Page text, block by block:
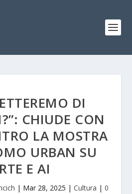
DI
CHIUDE CON
LA MOSTRA
URBAN SU
E AI
| Mar 28, 2025 | Cultura | 0